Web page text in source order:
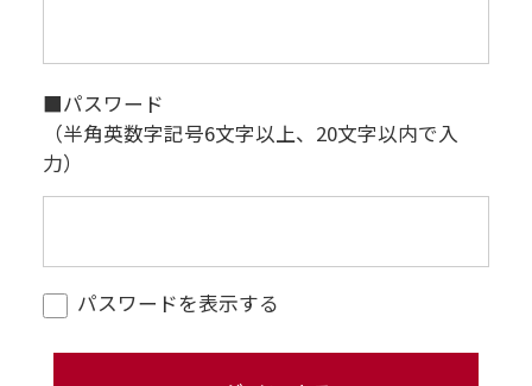
■パスワード
（半角英数字記号6文字以上、20文字以内で入
力）
パスワードを表示する